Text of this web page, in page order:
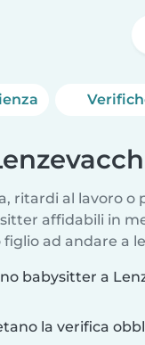
ritardi al lavoro o
affidabili in
ad andare a
babysitter a
la verifica